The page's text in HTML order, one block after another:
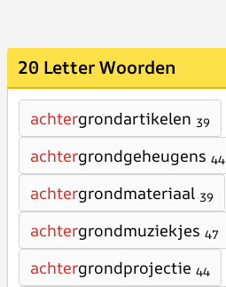
20 Letter Woorden
achtergrondartikelen 39
achtergrondgeheugens 44
achtergrondmateriaal 39
achtergrondmuziekjes 47
achtergrondprojectie 44